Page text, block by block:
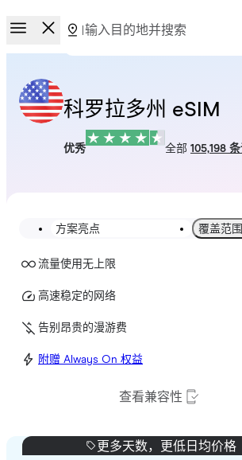
科罗拉多州 eSIM
优秀 全部 105,198
方案亮点 覆盖范围
流量使用无上限
高速稳定的网络
告别昂贵的漫游费
附赠 Always On 权益
查看兼容性
更多天数，更低日均价格